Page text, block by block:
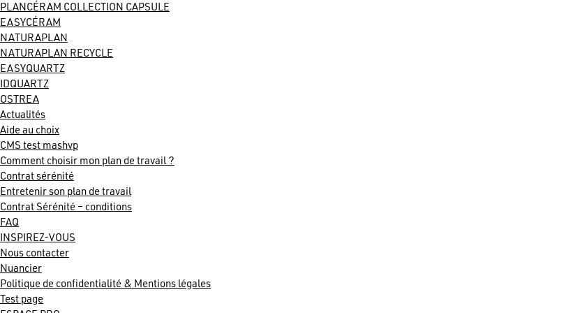
PLANCÉRAM COLLECTION CAPSULE
EASYCÉRAM
NATURAPLAN
NATURAPLAN RECYCLE
EASYQUARTZ
IDQUARTZ
OSTREA
Actualités
Aide au choix
CMS test mashvp
Comment choisir mon plan de travail ?
Contrat sérénité
Entretenir son plan de travail
Contrat Sérénité – conditions
FAQ
INSPIREZ-VOUS
Nous contacter
Nuancier
Politique de confidentialité & Mentions légales
Test page